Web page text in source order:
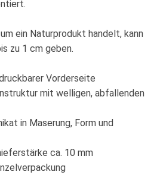
ein Naturprodukt handelt, kann
zu 1 cm geben.
Vorderseite
mit welligen, abfallenden
in Maserung, Form und
ca. 10 mm